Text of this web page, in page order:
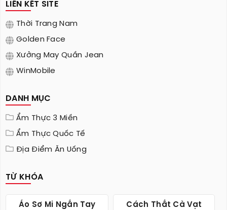
LIÊN KẾT SITE
Thời Trang Nam
Golden Face
Xưởng May Quần Jean
WinMobile
DANH MỤC
Ẩm Thực 3 Miền
Ẩm Thực Quốc Tế
Địa Điểm Ăn Uống
TỪ KHÓA
Áo Sơ Mi Ngắn Tay Cách Thắt Cà Vạt